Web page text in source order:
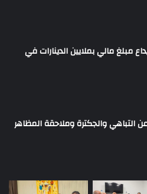
مبلغ مالي بملايين الدينارات في
التباهي والجكترة وملاحقة المظاهر